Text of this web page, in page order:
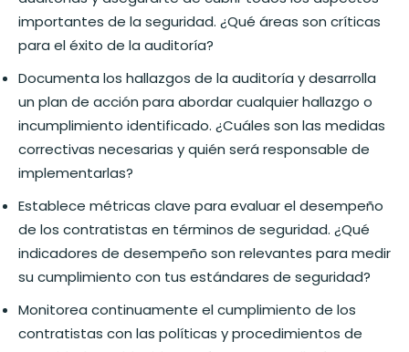
importantes de la seguridad. ¿Qué áreas son críticas
para el éxito de la auditoría?
Documenta los hallazgos de la auditoría y desarrolla
un plan de acción para abordar cualquier hallazgo o
incumplimiento identificado. ¿Cuáles son las medidas
correctivas necesarias y quién será responsable de
implementarlas?
Establece métricas clave para evaluar el desempeño
de los contratistas en términos de seguridad. ¿Qué
indicadores de desempeño son relevantes para medir
su cumplimiento con tus estándares de seguridad?
Monitorea continuamente el cumplimiento de los
contratistas con las políticas y procedimientos de